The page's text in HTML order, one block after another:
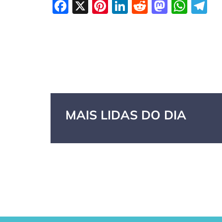
Facebook
X Pinterest
LinkedIn
Reddit
MAIS LIDAS DO DIA